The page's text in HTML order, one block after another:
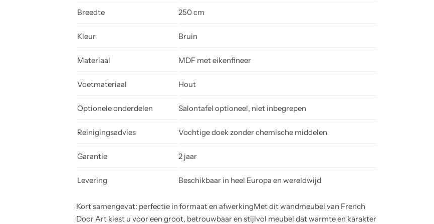
Breedte 250 cm
Kleur Bruin
Materiaal MDF met eikenfineer
Voetmateriaal Hout
Optionele onderdelen Salontafel optioneel, niet inbegrepen
Reinigingsadvies Vochtige doek zonder chemische middelen
Garantie 2 jaar
Levering Beschikbaar in heel Europa en wereldwijd
Kort samengevat: perfectie in formaat en afwerkingMet dit wandmeubel van French
Door Art kiest u voor een groot, betrouwbaar en stijlvol meubel dat warmte en karakter